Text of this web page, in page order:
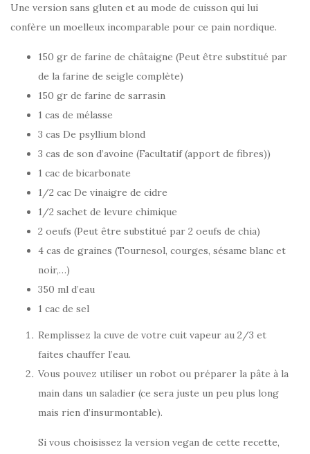
Une version sans gluten et au mode de cuisson qui lui
confère un moelleux incomparable pour ce pain nordique.
150 gr de farine de châtaigne (Peut être substitué par
de la farine de seigle complète)
150 gr de farine de sarrasin
1 cas de mélasse
3 cas De psyllium blond
3 cas de son d’avoine (Facultatif (apport de fibres))
1 cac de bicarbonate
1/2 cac De vinaigre de cidre
1/2 sachet de levure chimique
2 oeufs (Peut être substitué par 2 oeufs de chia)
4 cas de graines (Tournesol, courges, sésame blanc et
noir,…)
350 ml d’eau
1 cac de sel
Remplissez la cuve de votre cuit vapeur au 2/3 et
faites chauffer l’eau.
Vous pouvez utiliser un robot ou préparer la pâte à la
main dans un saladier (ce sera juste un peu plus long
mais rien d’insurmontable).
Si vous choisissez la version vegan de cette recette,